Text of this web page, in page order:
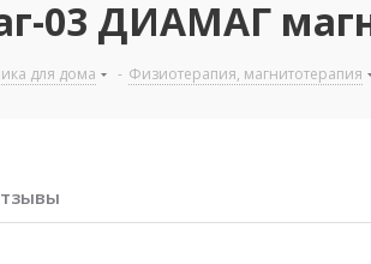
03 ДИАМАГ
для дома - Физиотерапия, магнитотерапия